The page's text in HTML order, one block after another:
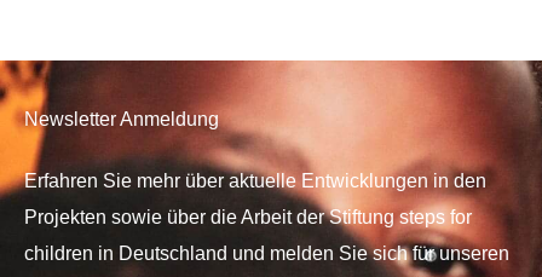
Newsletter Anmeldung
Erfahren Sie mehr über aktuelle Entwicklungen in den
Projekten sowie über die Arbeit der Stiftung steps for
children in Deutschland und melden Sie sich für unseren